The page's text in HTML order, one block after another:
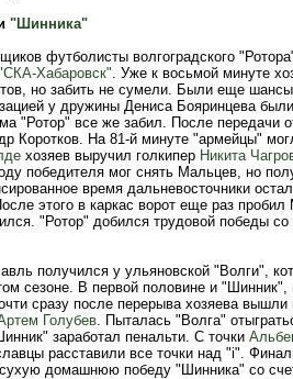
"Шинника"
футболисты волгоградского
Хабаровск". Уже к восьмой минуте
но забить не сумели. Были еще
у дружины Дениса Бояринцева
"Ротор" все же забил. После передачи
Коротков. На 81-й минуте "армейцы"
хозяев выручил голкипер Никита
победителя мог снять Мальцев, но
время дальневосточники
этого в каркас ворот еще раз
"Ротор" добился трудовой победы со
получился у ульяновской "Волги",
сезоне. В первой половине и "Шинник",
сразу после перерыва хозяева вышли
Голубев. Пыталась "Волга"
заработал пенальти. С точки
расставили все точки над "i".
домашнюю победу "Шинника" со